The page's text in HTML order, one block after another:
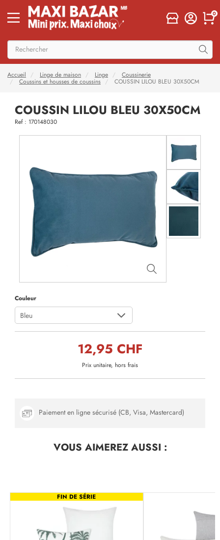
0
Accueil Linge de maison Linge
Coussinerie
Coussins et housses de coussins
COUSSIN LILOU BLEU 30X50CM
COUSSIN LILOU BLEU 30X50CM
Ref : 170148030
Couleur
Bleu
12,95 CHF
Prix unitaire, hors frais
Paiement en ligne sécurisé (CB, Visa, Mastercard)
VOUS AIMEREZAUSSI :
FIN DE SÉRIE